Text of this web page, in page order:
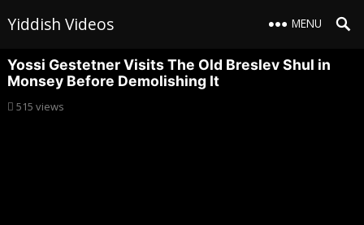
Yiddish Videos MENU
Yossi Gestetner Visits The Old Breslev Shul in
Monsey Before Demolishing It
515 views